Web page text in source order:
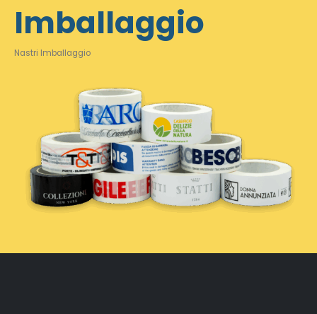
Imballaggio
Nastri Imballaggio